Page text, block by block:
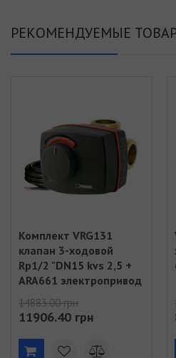
РЕКОМЕНДУЕМЫЕ
Комплект VRG131
клапан 3-ходовой
Rp1/2 "DN15 kvs 2,5 +
ARA661 электропривод
точки
14883.00 грн
11906.40 грн